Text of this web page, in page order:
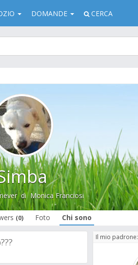
DOMANDE CERCA
diMonica Franciosi
(0) Foto Chi sono
Il mio padrone: